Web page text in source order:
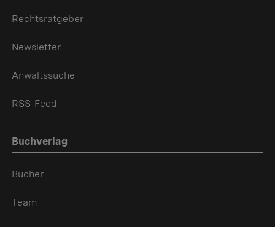
Rechtsratgeber
Newsletter
Anwaltssuche
RSS-Feed
Buchverlag
Bücher
Team